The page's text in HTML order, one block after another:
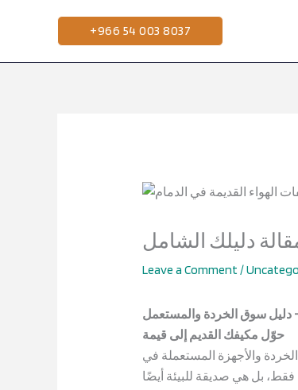
+966 54 003 8037
دليلك الشامل
Leave a Comment /
– دليل سوق الخردة والمستعمل
حوّل مكيفك القديم إلى قيمة
والأجهزة المستعملة في